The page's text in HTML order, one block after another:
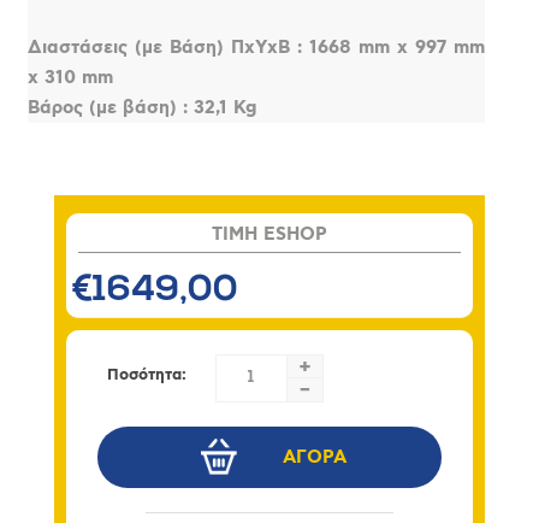
Διαστάσεις (με Βάση) ΠxΥxΒ : 1668 mm x 997 mm
x 310 mm
Βάρος (με βάση) : 32,1 Kg
TIMH ESHOP
€1649,00
Ποσότητα:
+
-